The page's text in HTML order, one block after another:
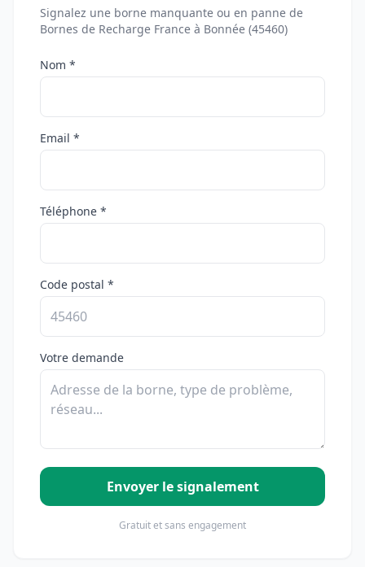
Signalez une borne manquante ou en panne de
Bornes de Recharge France à Bonnée (45460)
Nom *
Email *
Téléphone *
Code postal *
Votre demande
Envoyer le signalement
Gratuit et sans engagement